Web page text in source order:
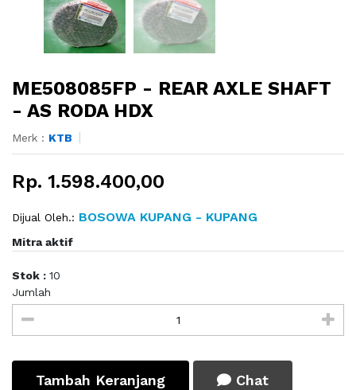
ME508085FP - REAR AXLE SHAFT
- AS RODA HDX
Merk : KTB
Rp. 1.598.400,00
Dijual Oleh.: BOSOWA KUPANG - KUPANG
Mitra aktif
Stok : 10
Jumlah
Tambah Keranjang Chat